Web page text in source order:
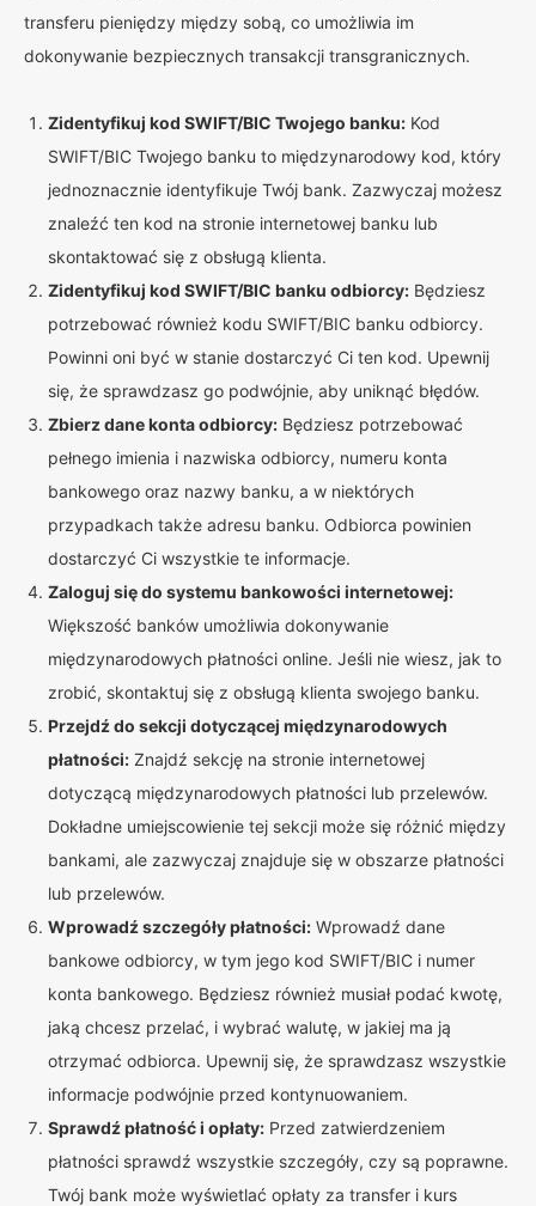
transferu pieniędzy między sobą, co umożliwia im
dokonywanie bezpiecznych transakcji transgranicznych.
Zidentyfikuj kod SWIFT/BIC Twojego banku: Kod
SWIFT/BIC Twojego banku to międzynarodowy kod, który
jednoznacznie identyfikuje Twój bank. Zazwyczaj możesz
znaleźć ten kod na stronie internetowej banku lub
skontaktować się z obsługą klienta.
Zidentyfikuj kod SWIFT/BIC banku odbiorcy: Będziesz
potrzebować również kodu SWIFT/BIC banku odbiorcy.
Powinni oni być w stanie dostarczyć Ci ten kod. Upewnij
się, że sprawdzasz go podwójnie, aby uniknąć błędów.
Zbierz dane konta odbiorcy: Będziesz potrzebować
pełnego imienia i nazwiska odbiorcy, numeru konta
bankowego oraz nazwy banku, a w niektórych
przypadkach także adresu banku. Odbiorca powinien
dostarczyć Ci wszystkie te informacje.
Zaloguj się do systemu bankowości internetowej:
Większość banków umożliwia dokonywanie
międzynarodowych płatności online. Jeśli nie wiesz, jak to
zrobić, skontaktuj się z obsługą klienta swojego banku.
Przejdź do sekcji dotyczącej międzynarodowych
płatności: Znajdź sekcję na stronie internetowej
dotyczącą międzynarodowych płatności lub przelewów.
Dokładne umiejscowienie tej sekcji może się różnić między
bankami, ale zazwyczaj znajduje się w obszarze płatności
lub przelewów.
Wprowadź szczegóły płatności: Wprowadź dane
bankowe odbiorcy, w tym jego kod SWIFT/BIC i numer
konta bankowego. Będziesz również musiał podać kwotę,
jaką chcesz przelać, i wybrać walutę, w jakiej ma ją
otrzymać odbiorca. Upewnij się, że sprawdzasz wszystkie
informacje podwójnie przed kontynuowaniem.
Sprawdź płatność i opłaty: Przed zatwierdzeniem
płatności sprawdź wszystkie szczegóły, czy są poprawne.
Twój bank może wyświetlać opłaty za transfer i kurs